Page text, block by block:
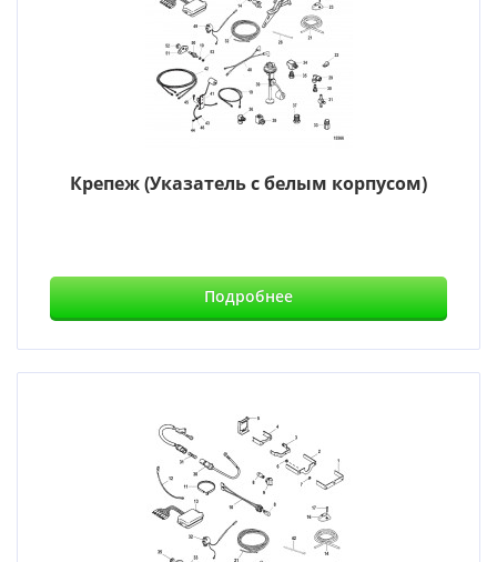
Крепеж (Указатель с белым корпусом)
Подробнее